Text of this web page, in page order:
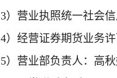
3）营业执照统一社会信
4）经营证券期货业务许
5）营业部负责人：高